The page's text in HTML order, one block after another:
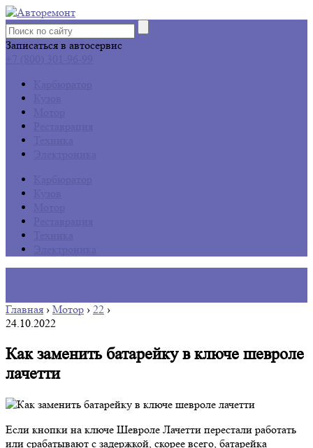
Записаться в автосервис
Главная › Мотор › 22 ›
24.10.2022
Как заменить батарейку в ключе шевроле
лачетти
Если кнопки на ключе Шевроле Лачетти перестали работать
или срабатывают с задержкой, скорее всего, батарейка